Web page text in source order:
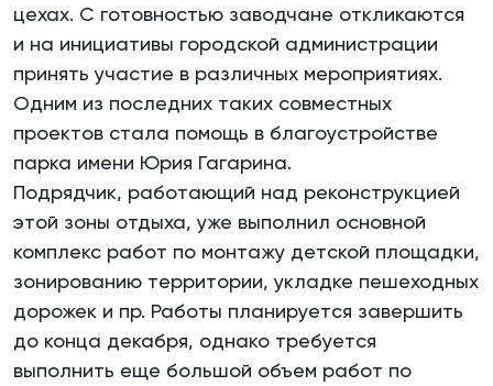
цехах. С готовностью заводчане откликаются
и на инициативы городской администрации
принять участие в различных мероприятиях.
Одним из последних таких совместных
проектов стала помощь в благоустройстве
парка имени Юрия Гагарина.
Подрядчик, работающий над реконструкцией
этой зоны отдыха, уже выполнил основной
комплекс работ по монтажу детской площадки,
зонированию территории, укладке пешеходных
дорожек и пр. Работы планируется завершить
до конца декабря, однако требуется
выполнить еще большой объем работ по